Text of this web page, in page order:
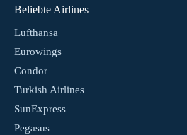
Beliebte Airlines
Lufthansa
Eurowings
Condor
Turkish Airlines
SunExpress
Pegasus